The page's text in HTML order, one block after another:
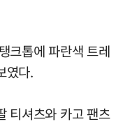
크톱에 파란색 트레
였다.
티셔츠와 카고 팬츠